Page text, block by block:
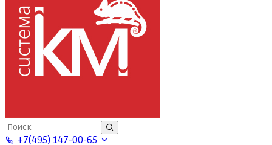
+7(495) 147-00-65